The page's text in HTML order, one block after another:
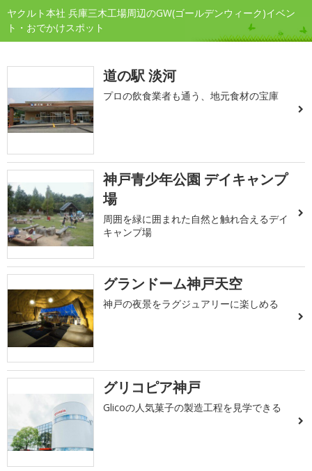
ヤクルト本社 兵庫三木工場周辺のGW(ゴールデンウィーク)イベン
ト・おでかけスポット
道の駅 淡河
プロの飲食業者も通う、地元食材の宝庫
神戸青少年公園 デイキャンプ
場
周囲を緑に囲まれた自然と触れ合えるデイ
キャンプ場
グランドーム神戸天空
神戸の夜景をラグジュアリーに楽しめる
グリコピア神戸
Glicoの人気菓子の製造工程を見学できる